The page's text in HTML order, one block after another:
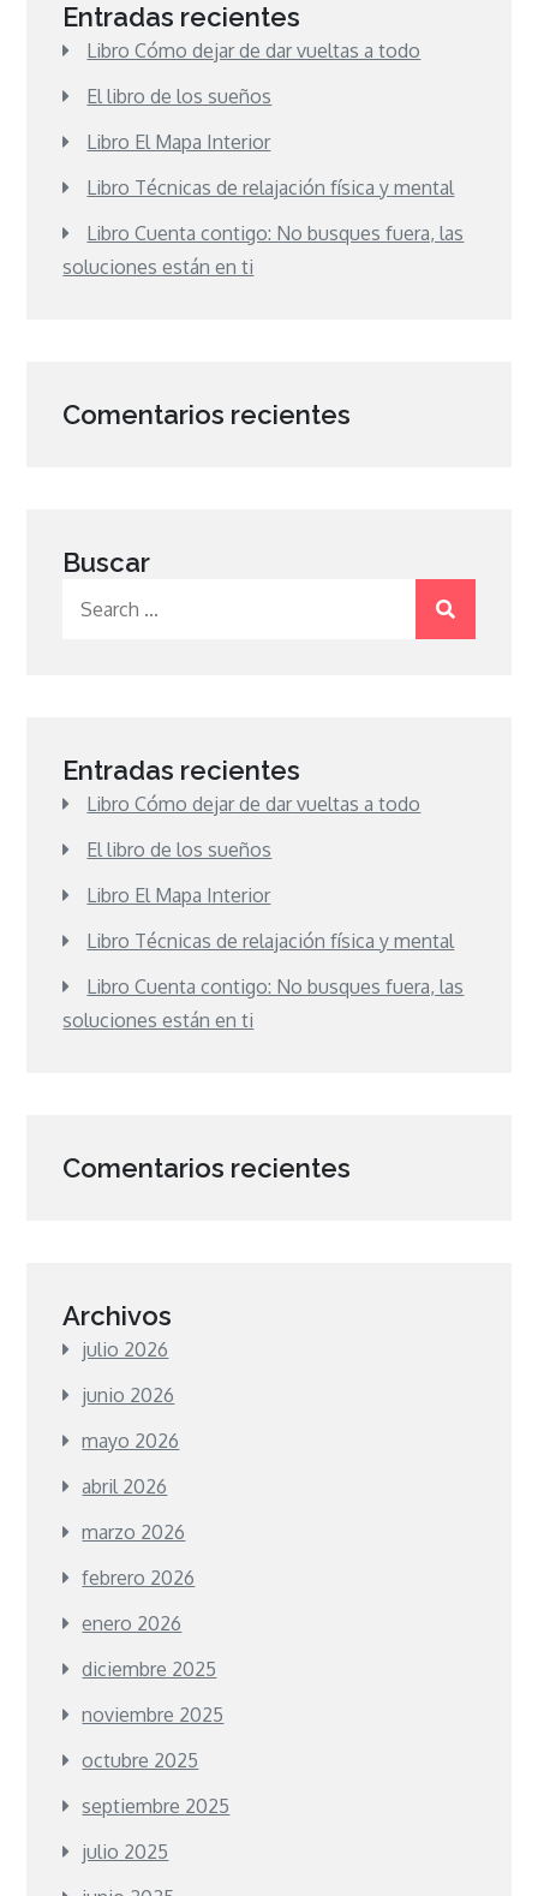
Entradas recientes
Libro Cómo dejar de dar vueltas a todo
El libro de los sueños
Libro El Mapa Interior
Libro Técnicas de relajación física y mental
Libro Cuenta contigo: No busques fuera, las
soluciones están en ti
Comentarios recientes
Buscar
Entradas recientes
Libro Cómo dejar de dar vueltas a todo
El libro de los sueños
Libro El Mapa Interior
Libro Técnicas de relajación física y mental
Libro Cuenta contigo: No busques fuera, las
soluciones están en ti
Comentarios recientes
Archivos
julio 2026
junio 2026
mayo 2026
abril 2026
marzo 2026
febrero 2026
enero 2026
diciembre 2025
noviembre 2025
octubre 2025
septiembre 2025
julio 2025